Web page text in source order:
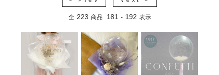
全 223 商品 181 - 192 表示